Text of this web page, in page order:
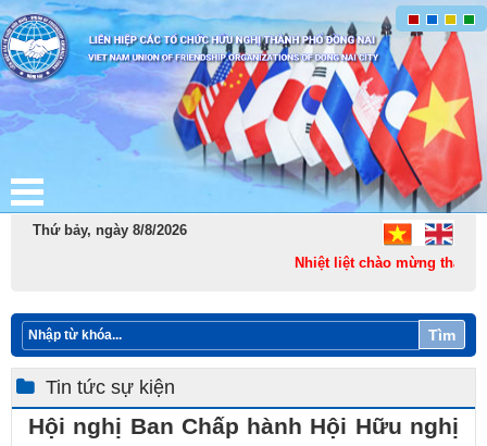
Thứ bảy, ngày 8/8/2026
Nhiệt liệt chào mừng thành
Tìm
Tin tức sự kiện
Hội nghị Ban Chấp hành Hội Hữu nghị